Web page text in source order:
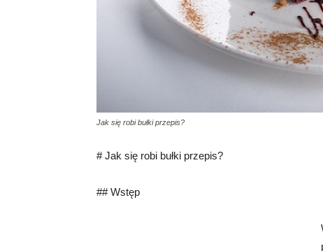
Jak się robi bułki przepis?
# Jak się robi bułki przepis?
## Wstęp